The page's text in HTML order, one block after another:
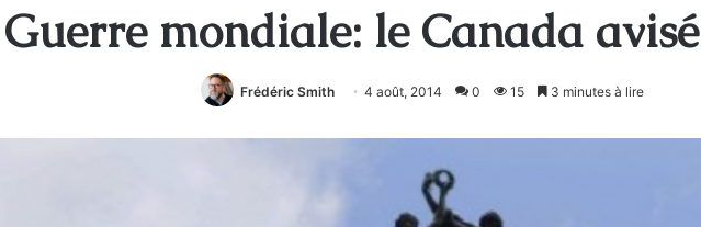
mondiale: le Canada
Frédéric Smith 4 août, 2014 0 15 3 minutes à lire